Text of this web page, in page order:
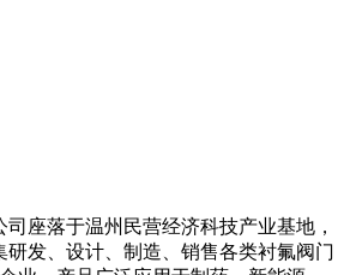
座落于温州民营经济科技产业基地，
研发、设计、制造、销售各类衬氟阀门